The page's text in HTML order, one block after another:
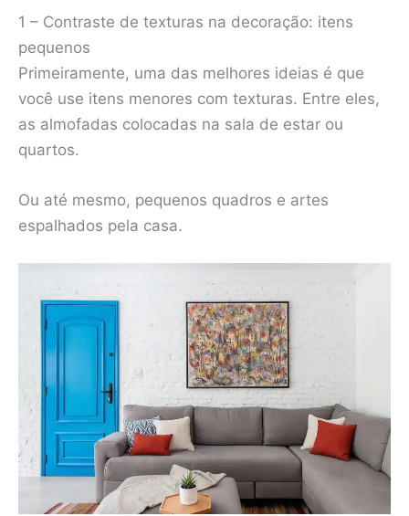
1 – Contraste de texturas na decoração: itens
pequenos
Primeiramente, uma das melhores ideias é que
você use itens menores com texturas. Entre eles,
as almofadas colocadas na sala de estar ou
quartos.
Ou até mesmo, pequenos quadros e artes
espalhados pela casa.